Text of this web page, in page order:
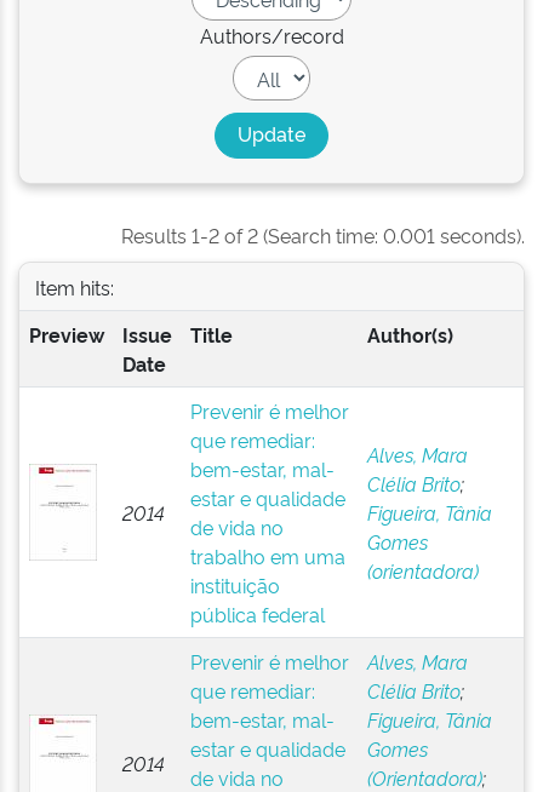
Authors/record
Results 1-2 of 2 (Search time: 0.001 seconds).
Item hits:
Preview
Issue
Date
Title Author(s)
2014
Prevenir é melhor
que remediar:
bem-estar, mal-
estar e qualidade
de vida no
trabalho em uma
instituição
pública federal
Alves, Mara
Clélia Brito;
Figueira, Tânia
Gomes
(orientadora)
2014
Prevenir é melhor
que remediar:
bem-estar, mal-
estar e qualidade
de vida no
Alves, Mara
Clélia Brito;
Figueira, Tânia
Gomes
(Orientadora);